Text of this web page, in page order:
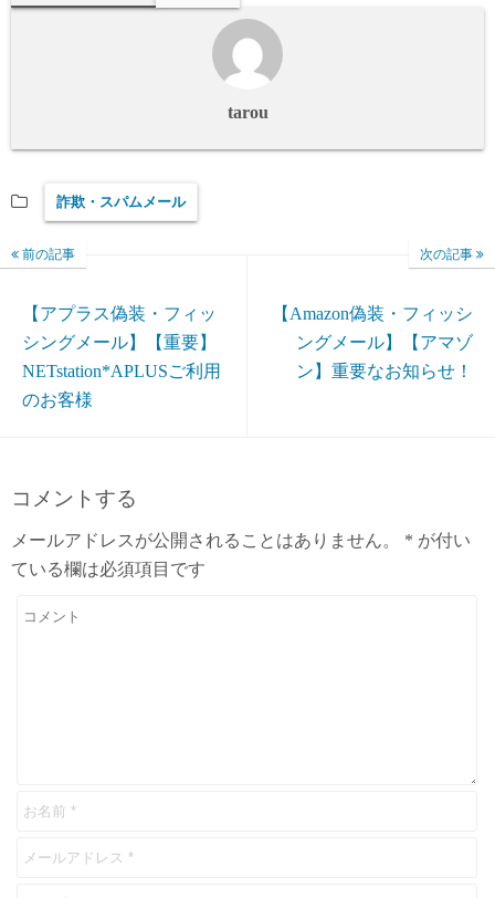
tarou
詐欺・スパムメール
前の記事
【アプラス偽装・フィッ
シングメール】【重要】
NETstation*APLUSご利用
のお客様
次の記事
【Amazon偽装・フィッシ
ングメール】【アマゾ
ン】重要なお知らせ！
コメントする
メールアドレスが公開されることはありません。 * が付い
ている欄は必須項目です